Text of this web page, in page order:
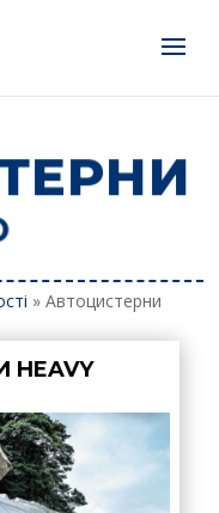
»Автоцистерни